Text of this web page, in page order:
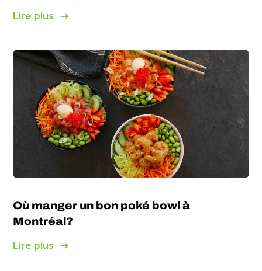
Lire plus
Où manger un bon poké bowl à
Montréal?
Lire plus